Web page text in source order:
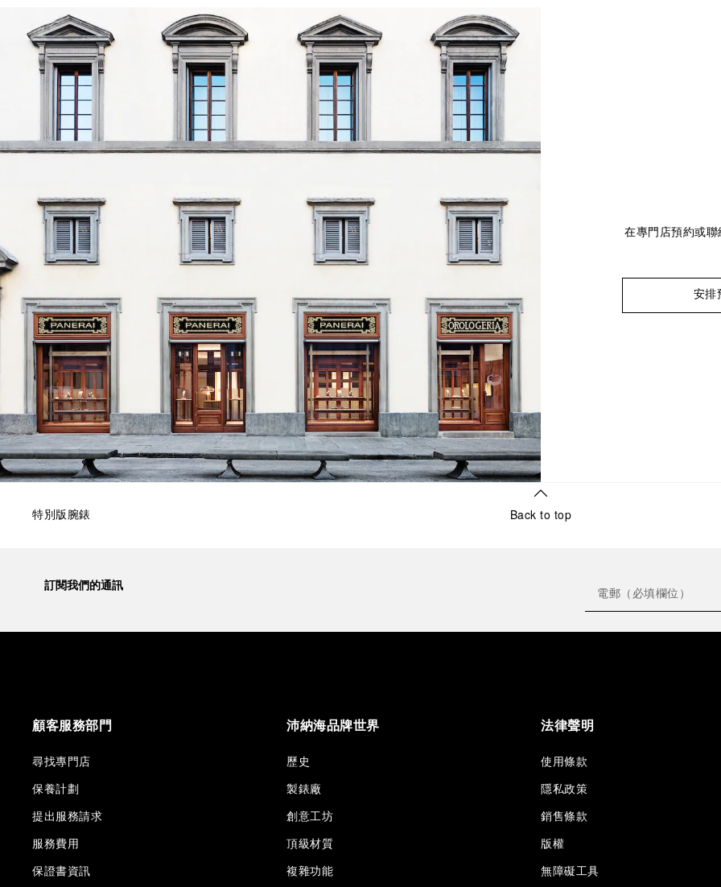
在專門店預約或
安排
特別版腕錶 Back to top
訂閱我們的通訊
顧客服務部門
尋找專門店
保養計劃
提出服務請求
服務費用
保證書資訊
沛納海品牌世界
歷史
製錶廠
創意工坊
頂級材質
複雜功能
法律聲明
使用條款
隱私政策
銷售條款
版權
無障礙工具